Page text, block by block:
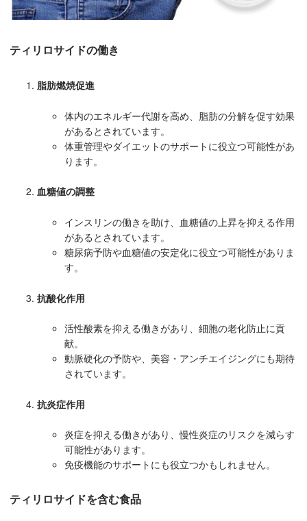
ティリロサイドの働き
脂肪燃焼促進
体内のエネルギー代謝を高め、脂肪の分解を促す効果
があるとされています。
体重管理やダイエットのサポートに役立つ可能性があ
ります。
血糖値の調整
インスリンの働きを助け、血糖値の上昇を抑える作用
があるとされています。
糖尿病予防や血糖値の安定化に役立つ可能性がありま
す。
抗酸化作用
活性酸素を抑える働きがあり、細胞の老化防止に貢
献。
動脈硬化の予防や、美容・アンチエイジングにも期待
されています。
抗炎症作用
炎症を抑える働きがあり、慢性炎症のリスクを減らす
可能性があります。
免疫機能のサポートにも役立つかもしれません。
ティリロサイドを含む食品